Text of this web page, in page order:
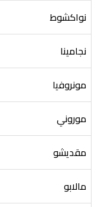
نواكشوط
نجامينا
مونروفيا
موروني
مقديشو
مالابو